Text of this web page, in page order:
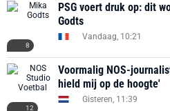
8
PSG voert druk op: dit
Godts
Vandaag, 10:21
12
Voormalig NOS-
hield mij op de hoogte'
Gisteren, 11:39